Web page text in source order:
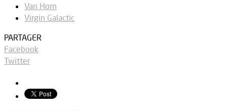
Van Horn
Virgin Galactic
PARTAGER
Facebook
Twitter